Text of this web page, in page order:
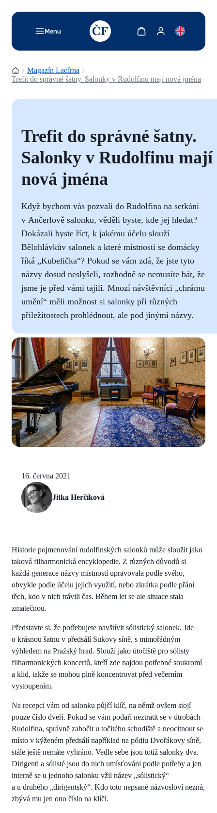
Menu
TODO: Add description for reader
Zobrazit košíkZobrazit můj účet
Domovská stránka
Magazín Ladírna
Trefit do správné šatny. Salonky v Rudolfinu mají nová jména
Trefit do správné šatny.
Salonky v Rudolfinu mají
nová jména
Když bychom vás pozvali do Rudolfina na setkání
v Ančerlově salonku, věděli byste, kde jej hledat?
Dokázali byste říct, k jakému účelu slouží
Bělohlávkův salonek a které místnosti se domácky
říká „Kubelička“? Pokud se vám zdá, že jste tyto
názvy dosud neslyšeli, rozhodně se nemusíte bát, že
jsme je před vámi tajili. Mnozí návštěvníci „chrámu
umění“ měli možnost si salonky při různých
příležitostech prohlédnout, ale pod jinými názvy.
16. června 2021
Jitka Herčíková
Historie pojmenování rudolfinských salonků může sloužit jako
taková filharmonická encyklopedie. Z různých důvodů si
každá generace názvy místností upravovala podle svého,
obvykle podle účelu jejich využití, nebo zkrátka podle přání
těch, kdo v nich trávili čas. Během let se ale situace stala
zmatečnou.
Představte si, že potřebujete navštívit sólistický salonek. Jde
o krásnou šatnu v předsálí Sukovy síně, s mimořádným
výhledem na Pražský hrad. Slouží jako útočiště pro sólisty
filharmonických koncertů, kteří zde najdou potřebné soukromí
a klid, takže se mohou plně koncentrovat před večerním
vystoupením.
Na recepci vám od salonku půjčí klíč, na němž ovšem stojí
pouze číslo dveří. Pokud se vám podaří neztratit se v útrobách
Rudolfina, správně zabočit u točitého schodiště a neocitnout se
místo v kýženém předsálí například na pódiu Dvořákovy síně,
stále ještě nemáte vyhráno. Vedle sebe jsou totiž salonky dva.
Dirigenti a sólisté jsou do nich umísťováni podle potřeby a jen
interně se u jednoho salonku vžil název „sólistický“
a u druhého „dirigentský“. Kdo toto nepsané názvosloví nezná,
zbývá mu jen ono číslo na klíči.